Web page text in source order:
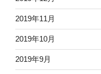
2019年11月
2019年10月
2019年9月